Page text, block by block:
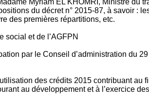
Myriam EL KHOMRI, Ministre du
du décret n° 2015-87, à savoir :
des premières répartitions, etc.
social et de l’AGFPN
par le Conseil d’administration du
des crédits 2015 contribuant
au développement et à l’exercice